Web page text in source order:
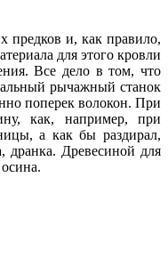
предков и, как правило,
для этого кровли
Все дело в том, что
рычажный станок
поперек волокон. При
как, например, при
а как бы раздирал,
дранка. Древесиной для